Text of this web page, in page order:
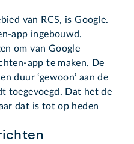
van RCS, is Google.
app ingebouwd.
om van Google
app te maken. De
duur ‘gewoon’ aan de
toegevoegd. Dat het de
dat is tot op heden